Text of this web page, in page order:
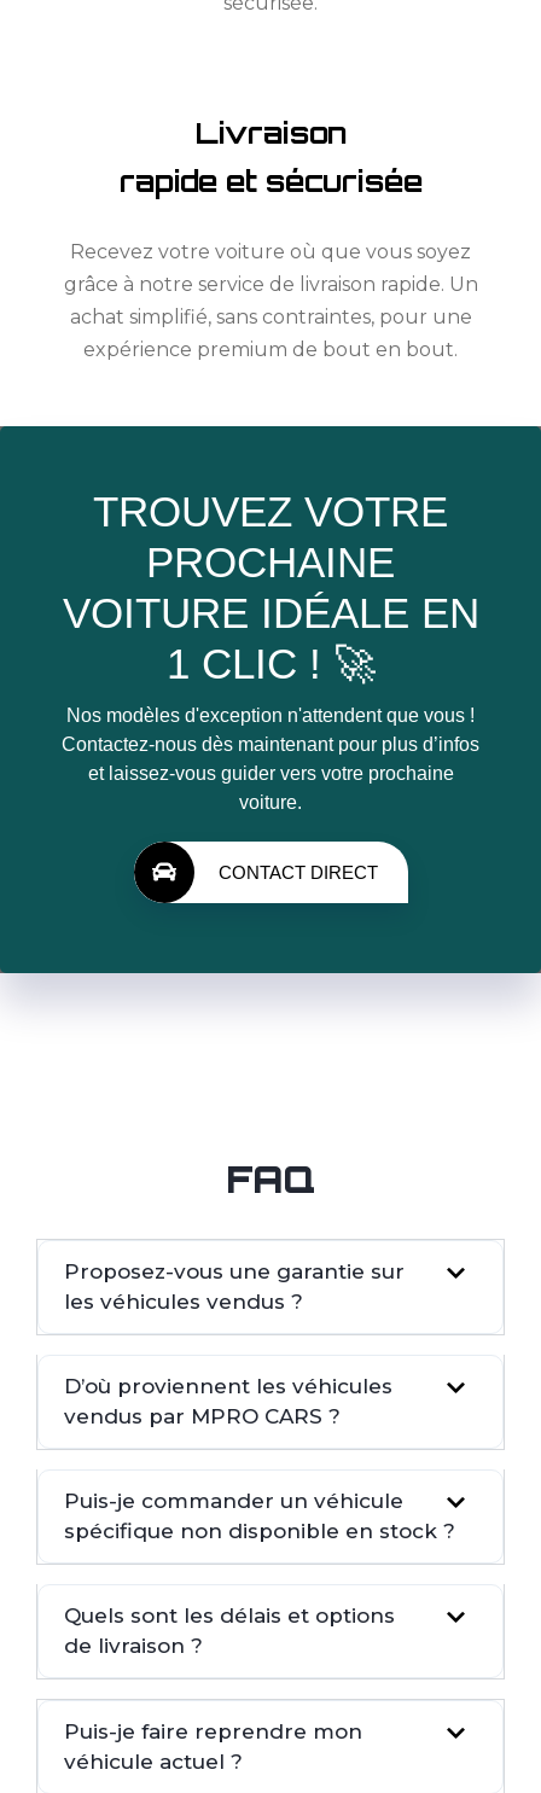
Livraison
rapide et sécurisée
Recevez votre voiture où que vous soyez
grâce à notre service de livraison rapide. Un
achat simplifié, sans contraintes, pour une
expérience premium de bout en bout.
TROUVEZ VOTRE
PROCHAINE
VOITURE IDÉALE EN
1 CLIC ! 🚀
Nos modèles d'exception n'attendent que vous !
Contactez-nous dès maintenant pour plus d’infos
et laissez-vous guider vers votre prochaine
voiture.
CONTACT DIRECT
FAQ
Proposez-vous une garantie sur
les véhicules vendus ?
D’où proviennent les véhicules
vendus par MPRO CARS ?
Puis-je commander un véhicule
spécifique non disponible en stock ?
Quels sont les délais et options
de livraison ?
Puis-je faire reprendre mon
véhicule actuel ?